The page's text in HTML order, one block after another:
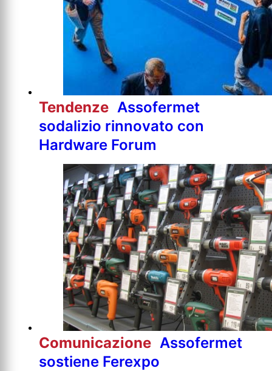
Tendenze Assofermet
sodalizio rinnovato con
Hardware Forum
Comunicazione Assofermet
sostiene Ferexpo